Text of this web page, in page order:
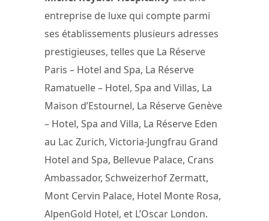
entreprise de luxe qui compte parmi
ses établissements plusieurs adresses
prestigieuses, telles que La Réserve
Paris – Hotel and Spa, La Réserve
Ramatuelle – Hotel, Spa and Villas, La
Maison d’Estournel, La Réserve Genève
– Hotel, Spa and Villa, La Réserve Eden
au Lac Zurich, Victoria-Jungfrau Grand
Hotel and Spa, Bellevue Palace, Crans
Ambassador, Schweizerhof Zermatt,
Mont Cervin Palace, Hotel Monte Rosa,
AlpenGold Hotel, et L’Oscar London.